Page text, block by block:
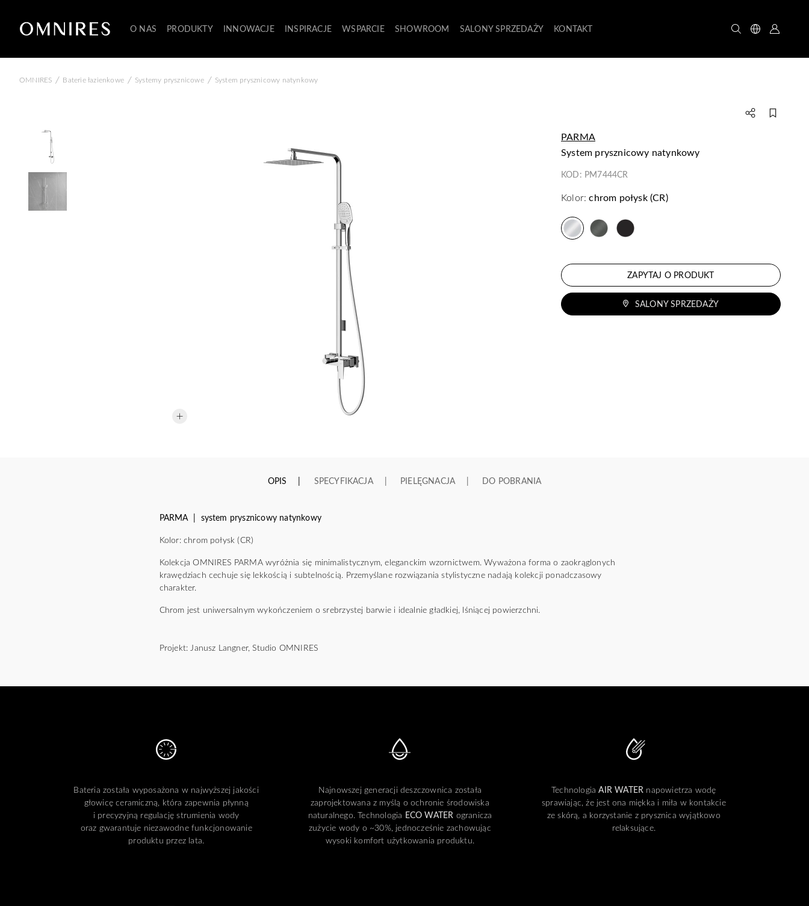
O NAS PRODUKTY INNOWACJE INSPIRACJE WSPARCIE SHOWROOM SALONY SPRZEDAŻY KONTAKT
OMNIRES / Baterie łazienkowe / Systemy prysznicowe / System prysznicowy natynkowy
PARMA
system prysznicowy natynkowy
KOD: PM7444CR
Kolor: chrom połysk (CR)
ZAPYTAJ O PRODUKT
SALONY SPRZEDAŻY
OPIS SPECYFIKACJA PIELĘGNACJA DO POBRANIA
PARMA | system prysznicowy natynkowy
Kolor: chrom połysk (CR)
Kolekcja OMNIRES PARMA wyróżnia się minimalistycznym, eleganckim wzornictwem. Wyważona forma o zaokrąglonych
krawędziach cechuje się lekkością i subtelnością. Przemyślane rozwiązania stylistyczne nadają kolekcji ponadczasowy
charakter.
Chrom jest uniwersalnym wykończeniem o srebrzystej barwie i idealnie gładkiej, lśniącej powierzchni.
Projekt: Janusz Langner, Studio OMNIRES
Bateria została wyposażona w najwyższej jakości
głowicę ceramiczną, która zapewnia płynną
i precyzyjną regulację strumienia wody
oraz gwarantuje niezawodne funkcjonowanie
produktu przez lata.
Najnowszej generacji deszczownica została
zaprojektowana z myślą o ochronie środowiska
naturalnego. Technologia ECO WATER ogranicza
zużycie wody o ~30%, jednocześnie zachowując
wysoki komfort użytkowania produktu.
TechnologiaAIR WATER napowietrza wodę
sprawiając, że jest ona miękka i miła w kontakcie
ze skórą, a korzystanie z prysznica wyjątkowo
relaksujące.